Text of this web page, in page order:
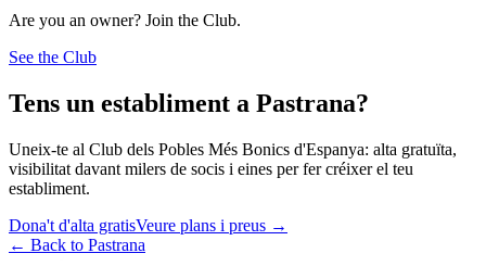
Are you an owner? Join the Club.
See the Club
Tens un establiment a Pastrana?
Uneix-te al Club dels Pobles Més Bonics d'Espanya: alta gratuïta,
visibilitat davant milers de socis i eines per fer créixer el teu
establiment.
Dona't d'alta gratisVeure plans i preus →
← Back to Pastrana